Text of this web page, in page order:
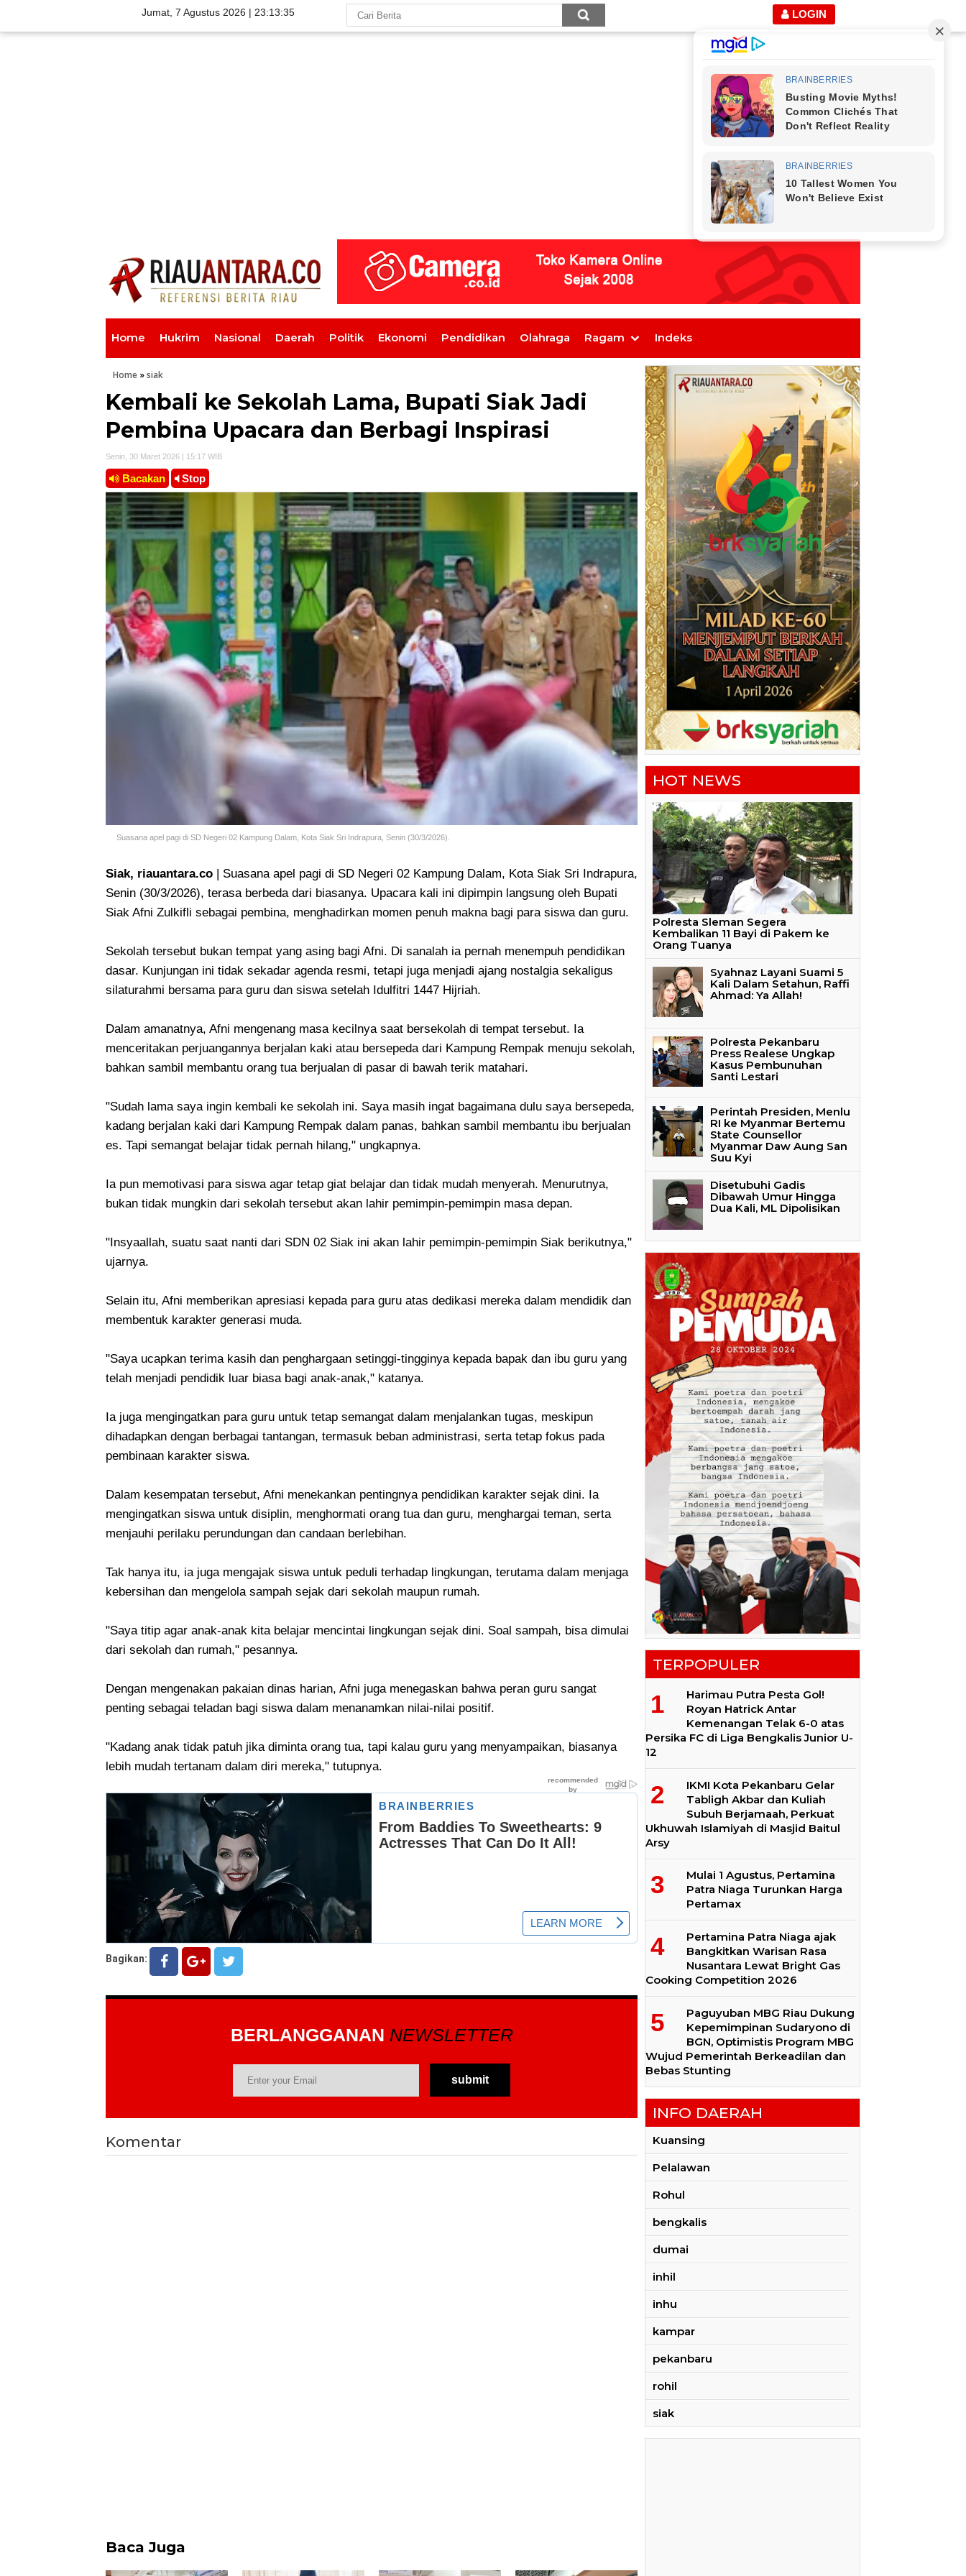
Jumat, 7 Agustus 2026 | 23:13:37 LOGIN
Home Hukrim Nasional Daerah Politik Ekonomi Pendidikan Olahraga Ragam Indeks
Home »siak
Kembali ke Sekolah Lama, Bupati Siak Jadi
Pembina Upacara dan Berbagi Inspirasi
Senin, 30 Maret 2026 | 15:17 WIB
Bacakan Stop
Suasana apel pagi di SD Negeri 02 Kampung Dalam, Kota Siak Sri Indrapura, Senin (30/3/2026).
Siak, riauantara.co | Suasana apel pagi di SD Negeri 02 Kampung Dalam, Kota Siak Sri Indrapura,
Senin (30/3/2026), terasa berbeda dari biasanya. Upacara kali ini dipimpin langsung oleh Bupati
Siak Afni Zulkifli sebagai pembina, menghadirkan momen penuh makna bagi para siswa dan guru.
Sekolah tersebut bukan tempat yang asing bagi Afni. Di sanalah ia pernah menempuh pendidikan
dasar. Kunjungan ini tidak sekadar agenda resmi, tetapi juga menjadi ajang nostalgia sekaligus
silaturahmi bersama para guru dan siswa setelah Idulfitri 1447 Hijriah.
Dalam amanatnya, Afni mengenang masa kecilnya saat bersekolah di tempat tersebut. Ia
menceritakan perjuangannya berjalan kaki atau bersepeda dari Kampung Rempak menuju sekolah,
bahkan sambil membantu orang tua berjualan di pasar di bawah terik matahari.
"Sudah lama saya ingin kembali ke sekolah ini. Saya masih ingat bagaimana dulu saya bersepeda,
kadang berjalan kaki dari Kampung Rempak dalam panas, bahkan sambil membantu ibu berjualan
es. Tapi semangat belajar tidak pernah hilang," ungkapnya.
Ia pun memotivasi para siswa agar tetap giat belajar dan tidak mudah menyerah. Menurutnya,
bukan tidak mungkin dari sekolah tersebut akan lahir pemimpin-pemimpin masa depan.
"Insyaallah, suatu saat nanti dari SDN 02 Siak ini akan lahir pemimpin-pemimpin Siak berikutnya,"
ujarnya.
Selain itu, Afni memberikan apresiasi kepada para guru atas dedikasi mereka dalam mendidik dan
membentuk karakter generasi muda.
"Saya ucapkan terima kasih dan penghargaan setinggi-tingginya kepada bapak dan ibu guru yang
telah menjadi pendidik luar biasa bagi anak-anak," katanya.
Ia juga mengingatkan para guru untuk tetap semangat dalam menjalankan tugas, meskipun
dihadapkan dengan berbagai tantangan, termasuk beban administrasi, serta tetap fokus pada
pembinaan karakter siswa.
Dalam kesempatan tersebut, Afni menekankan pentingnya pendidikan karakter sejak dini. Ia
mengingatkan siswa untuk disiplin, menghormati orang tua dan guru, menghargai teman, serta
menjauhi perilaku perundungan dan candaan berlebihan.
Tak hanya itu, ia juga mengajak siswa untuk peduli terhadap lingkungan, terutama dalam menjaga
kebersihan dan mengelola sampah sejak dari sekolah maupun rumah.
"Saya titip agar anak-anak kita belajar mencintai lingkungan sejak dini. Soal sampah, bisa dimulai
dari sekolah dan rumah," pesannya.
Dengan mengenakan pakaian dinas harian, Afni juga menegaskan bahwa peran guru sangat
penting sebagai teladan bagi siswa dalam menanamkan nilai-nilai positif.
"Kadang anak tidak patuh jika diminta orang tua, tapi kalau guru yang menyampaikan, biasanya
lebih mudah tertanam dalam diri mereka," tutupnya.
Bagikan:
BERLANGGANAN NEWSLETTER
Komentar
Baca Juga
HOT NEWS
Polresta Sleman Segera
Kembalikan 11 Bayi di Pakem ke
Orang Tuanya
Syahnaz Layani Suami 5
Kali Dalam Setahun, Raffi
Ahmad: Ya Allah!
Polresta Pekanbaru
Press Realese Ungkap
Kasus Pembunuhan
Santi Lestari
Perintah Presiden, Menlu
RI ke Myanmar Bertemu
State Counsellor
Myanmar Daw Aung San
Suu Kyi
Disetubuhi Gadis
Dibawah Umur Hingga
Dua Kali, ML Dipolisikan
TERPOPULER
Harimau Putra Pesta Gol!
Royan Hatrick Antar
Kemenangan Telak 6-0 atas
Persika FC di Liga Bengkalis Junior U-
12
IKMI Kota Pekanbaru Gelar
Tabligh Akbar dan Kuliah
Subuh Berjamaah, Perkuat
Ukhuwah Islamiyah di Masjid Baitul
Arsy
Mulai 1 Agustus, Pertamina
Patra Niaga Turunkan Harga
Pertamax
Pertamina Patra Niaga ajak
Bangkitkan Warisan Rasa
Nusantara Lewat Bright Gas
Cooking Competition 2026
Paguyuban MBG Riau Dukung
Kepemimpinan Sudaryono di
BGN, Optimistis Program MBG
Wujud Pemerintah Berkeadilan dan
Bebas Stunting
INFO DAERAH
Kuansing
Pelalawan
Rohul
bengkalis
dumai
inhil
inhu
kampar
pekanbaru
rohil
siak